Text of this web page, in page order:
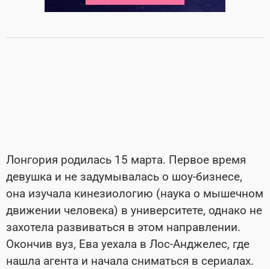
Лонгория родилась 15 марта. Первое время
девушка и не задумывалась о шоу-бизнесе,
она изучала кинезиологию (наука о мышечном
движении человека) в университете, однако не
захотела развиваться в этом направлении.
Окончив вуз, Ева уехала в Лос-Анджелес, где
нашла агента и начала сниматься в сериалах.